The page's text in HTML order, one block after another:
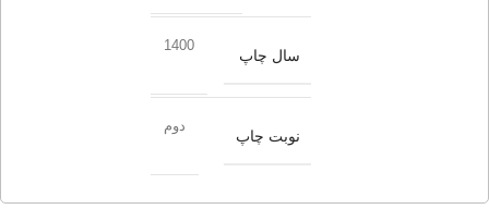
سال چاپ
1400
نوبت چاپ
دوم